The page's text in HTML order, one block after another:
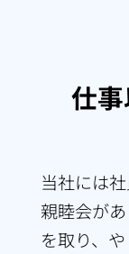
仕
当社には
親睦会が
を取り、